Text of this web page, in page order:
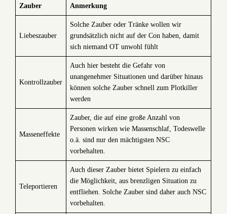
Zauber Anmerkung
Liebeszauber
Solche Zauber oder Tränke wollen wir
grundsätzlich nicht auf der Con haben, damit
sich niemand OT unwohl fühlt
Kontrollzauber
Auch hier besteht die Gefahr von
unangenehmer Situationen und darüber hinaus
können solche Zauber schnell zum Plotkiller
werden
Masseneffekte
Zauber, die auf eine große Anzahl von
Personen wirken wie Massenschlaf, Todeswelle
o.ä. sind nur den mächtigsten NSC
vorbehalten.
Teleportieren
Auch dieser Zauber bietet Spielern zu einfach
die Möglichkeit, aus brenzligen Situation zu
entfliehen. Solche Zauber sind daher auch NSC
vorbehalten.